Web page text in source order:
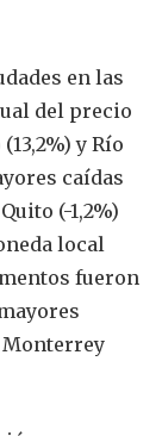
en las
del precio
y Río
caídas
(-1,2%)
local
fueron
Monterrey